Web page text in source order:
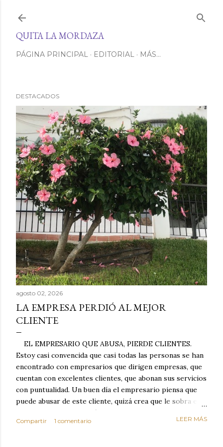
QUITA LA MORDAZA
PÁGINA PRINCIPAL EDITORIAL MÁS…
DESTACADOS
agosto 02, 2026
LA EMPRESA PERDIÓ AL MEJOR
CLIENTE
EL EMPRESARIO QUE ABUSA, PIERDE CLIENTES.
Estoy casi convencida que casi todas las personas se han
encontrado con empresarios que dirigen empresas, que
cuentan con excelentes clientes, que abonan sus servicios
con puntualidad. Un buen día el empresario piensa que
puede abusar de este cliente, quizá crea que le sobra el
dinero porque la mayoría de los otros pagan mal y
tarde y en ocasiones ni abonan los servicios. Cuando una
Compartir 1 comentario LEER MÁS